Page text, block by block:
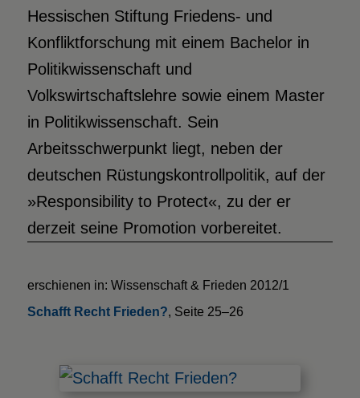
Hessischen Stiftung Friedens- und
Konfliktforschung mit einem Bachelor in
Politikwissenschaft und
Volkswirtschaftslehre sowie einem Master
in Politikwissenschaft. Sein
Arbeitsschwerpunkt liegt, neben der
deutschen Rüstungskontrollpolitik, auf der
»Responsibility to Protect«, zu der er
derzeit seine Promotion vorbereitet.
erschienen in: Wissenschaft & Frieden 2012/1
Schafft Recht Frieden?, Seite 25–26